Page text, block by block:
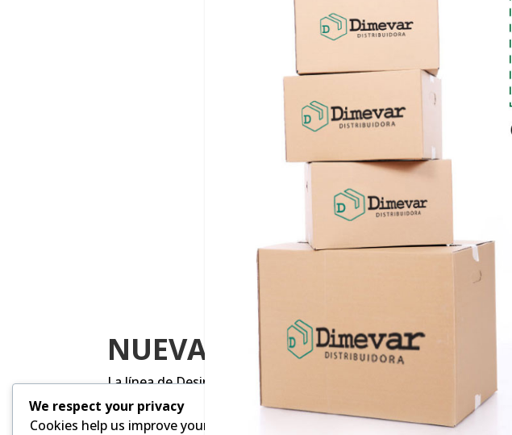
NUEVA FRAGANCIA
La línea de Desinfectantes Hit
, y ahora tenemos para tu
fraganciaEUCALIPTO.
We respect your privacy
Cookies help us improve your experience,